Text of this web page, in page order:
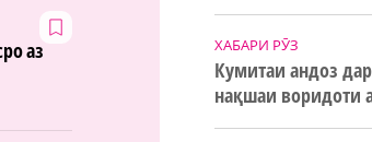
аз
ХАБАРИ РӮЗ
Кумитаи андоз
нақшаи воридоти